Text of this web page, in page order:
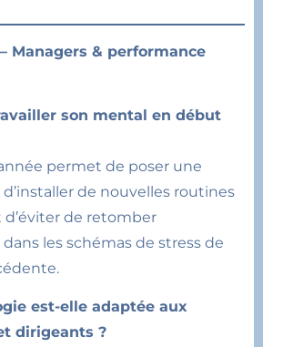
– Managers & performance
son mental en début
permet de poser une
d’installer de nouvelles routines
de retomber
les schémas de stress de
est-elle adaptée aux
dirigeants ?